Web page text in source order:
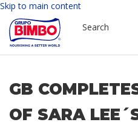
Skip to main content
Search
GB
OF SARA